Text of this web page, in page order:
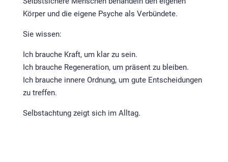
Körper und die eigene Psyche als Verbündete.
Sie wissen:
Ich brauche Kraft, um klar zu sein.
Ich brauche Regeneration, um präsent zu bleiben.
Ich brauche innere Ordnung, um gute Entscheidungen
zu treffen.
Selbstachtung zeigt sich im Alltag.